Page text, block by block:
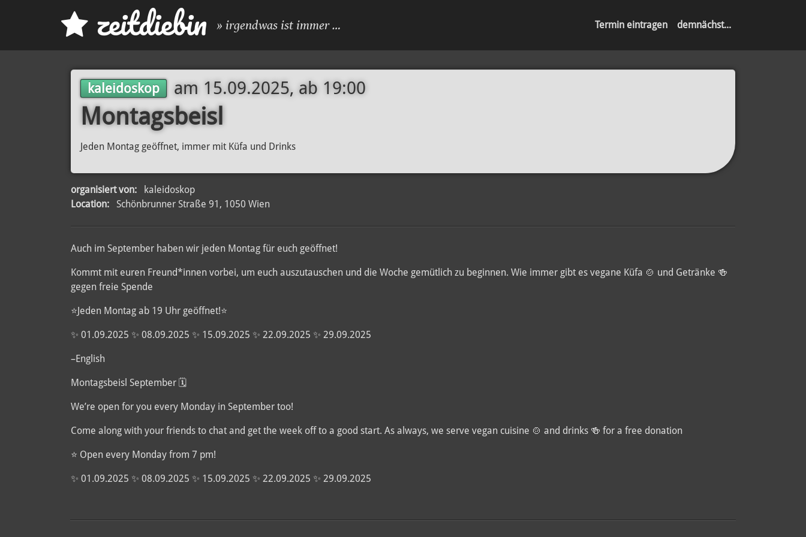
zeitdiebin » irgendwas ist immer … Termin eintragen demnächst...
kaleidoskop am 15.09.2025, ab 19:00
Montagsbeisl
Jeden Montag geöffnet, immer mit Küfa und Drinks
organisiert von:
kaleidoskop
Location:
Schönbrunner Straße 91, 1050 Wien
Auch im September haben wir jeden Montag für euch geöffnet!
Kommt mit euren Freund*innen vorbei, um euch auszutauschen und die Woche gemütlich zu beginnen. Wie immer gibt es vegane Küfa 🍲 und Getränke 🍻
gegen freie Spende
⭐️Jeden Montag ab 19 Uhr geöffnet!⭐️
✨ 01.09.2025 ✨ 08.09.2025 ✨ 15.09.2025 ✨ 22.09.2025 ✨️ 29.09.2025
–English
Montagsbeisl September 🗓
We’re open for you every Monday in September too!
Come along with your friends to chat and get the week off to a good start. As always, we serve vegan cuisine 🍲 and drinks 🍻 for a free donation
⭐️ Open every Monday from 7 pm!
✨ 01.09.2025 ✨ 08.09.2025 ✨ 15.09.2025 ✨ 22.09.2025 ✨️ 29.09.2025